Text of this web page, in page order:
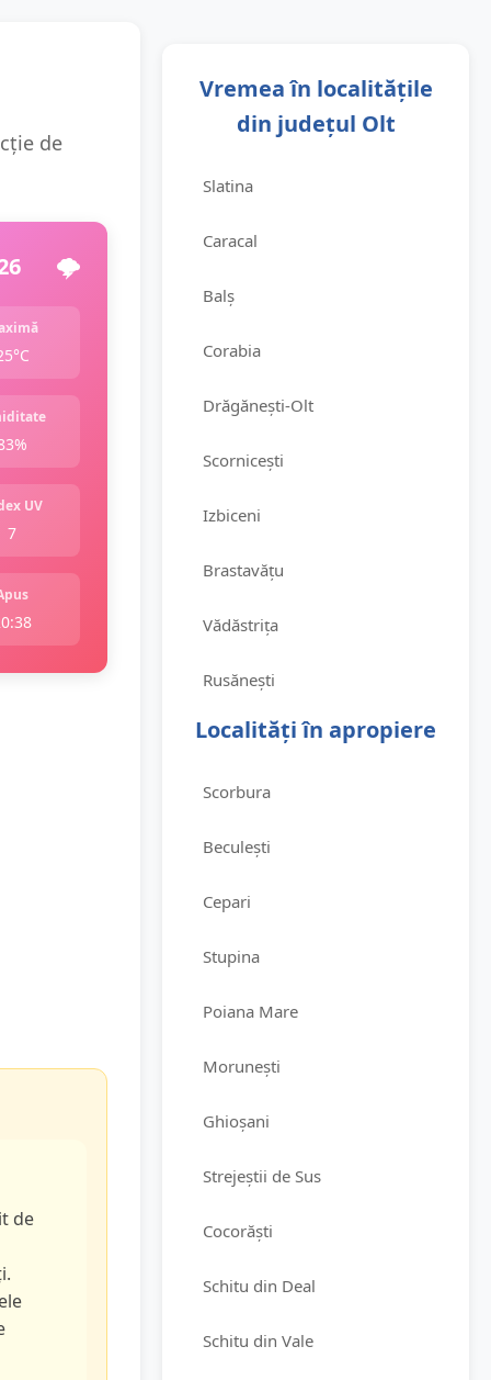
de
🌩️
UV
7
de
Vremea în localitățile
din județul Olt
Slatina
Caracal
Balș
Corabia
Drăgănești-Olt
Scornicești
Izbiceni
Brastavățu
Vădăstrița
Rusănești
Localități în apropiere
Scorbura
Beculești
Cepari
Stupina
Poiana Mare
Morunești
Ghioșani
Strejeștii de Sus
Cocorăști
Schitu din Deal
Schitu din Vale